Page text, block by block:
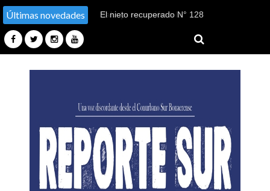
Últimas novedades
El nieto recuperado N° 128
sustracción y sustitución de
identidad en Tucumán